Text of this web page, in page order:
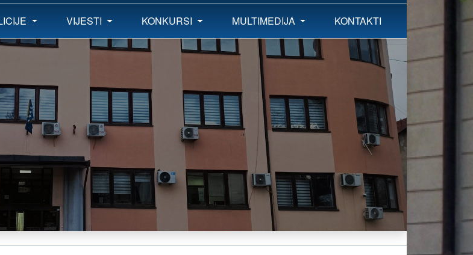
VIJESTI KONKURSI MULTIMEDIJA KONTAKTI